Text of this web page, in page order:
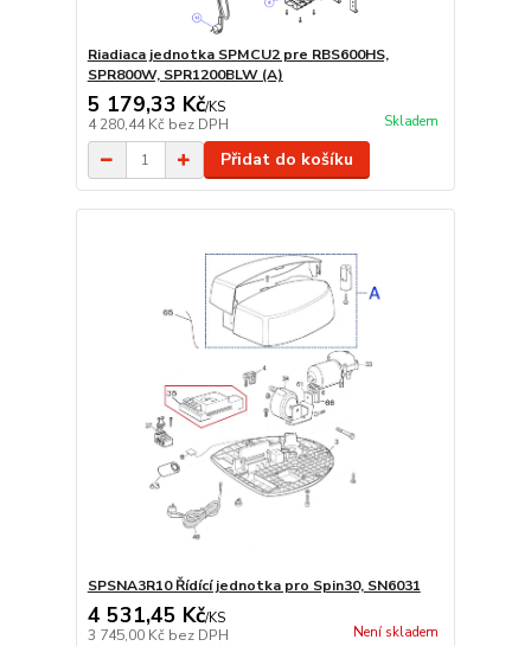
Riadiaca jednotka SPMCU2 pre RBS600HS,
SPR800W, SPR1200BLW (A)
5 179,33 Kč/KS
4 280,44 Kč bez DPH Skladem
Přidat do košíku
SPSNA3R10 Řídící jednotka pro Spin30, SN6031
4 531,45 Kč/KS
3 745,00 Kč bez DPH Není skladem